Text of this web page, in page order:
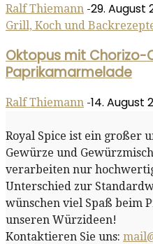
Ralf Thiemann -29. August
Grill, Koch und
Oktopus mit Chorizo-
Paprikamarmelade
Ralf Thiemann -14. August
Royal Spice ist ein großer
Gewürze und
verarbeiten nur
Unterschied zur
wünschen viel Spaß beim
unseren Würzideen!
Kontaktieren Sie uns: